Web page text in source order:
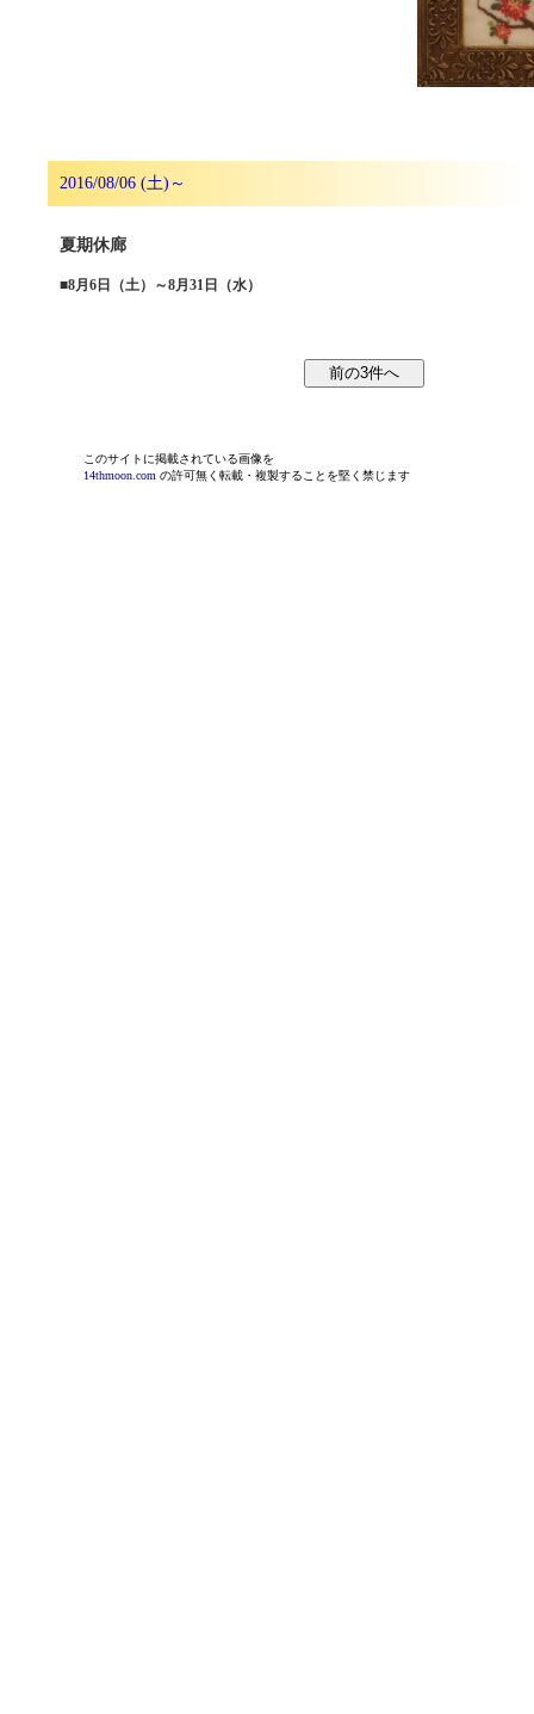
2016/08/06 (土)～
夏期休廊
■8月6日（土）～8月31日（水）
このサイトに掲載されている画像を
14thmoon.com の許可無く転載・複製することを堅く禁じます